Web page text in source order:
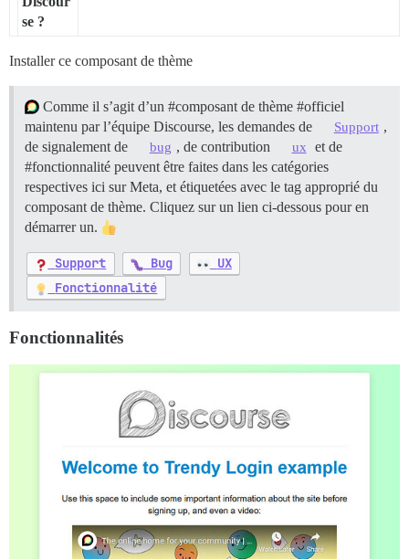
se ?
Installer ce composant de thème
Comme il s’agit d’un #composant de thème #officiel
maintenu par l’équipe Discourse, les demandes de
Support ,
de signalement de
bug , de contribution ux
et de
#fonctionnalité peuvent être faites dans les catégories
respectives ici sur Meta, et étiquetées avec le tag approprié du
composant de thème. Cliquez sur un lien ci-dessous pour en
démarrer un.
Support Bug
UX
Fonctionnalité
Fonctionnalités